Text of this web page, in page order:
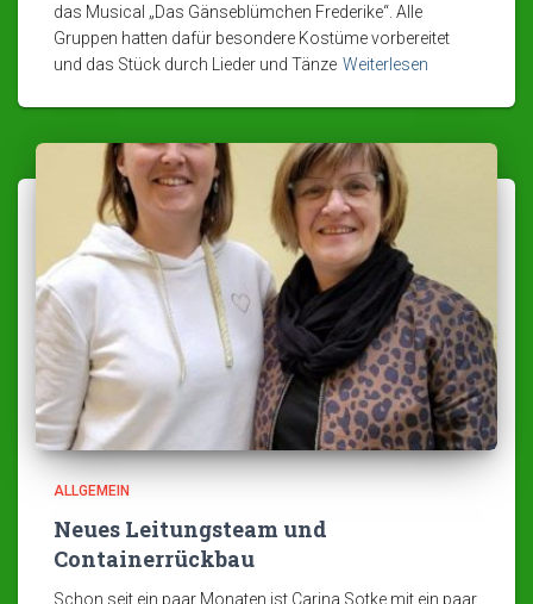
das Musical „Das Gänseblümchen Frederike“. Alle
Gruppen hatten dafür besondere Kostüme vorbereitet
und das Stück durch Lieder und Tänze Weiterlesen
ALLGEMEIN
Neues Leitungsteam und
Containerrückbau
Schon seit ein paar Monaten ist Carina Sotke mit ein paar